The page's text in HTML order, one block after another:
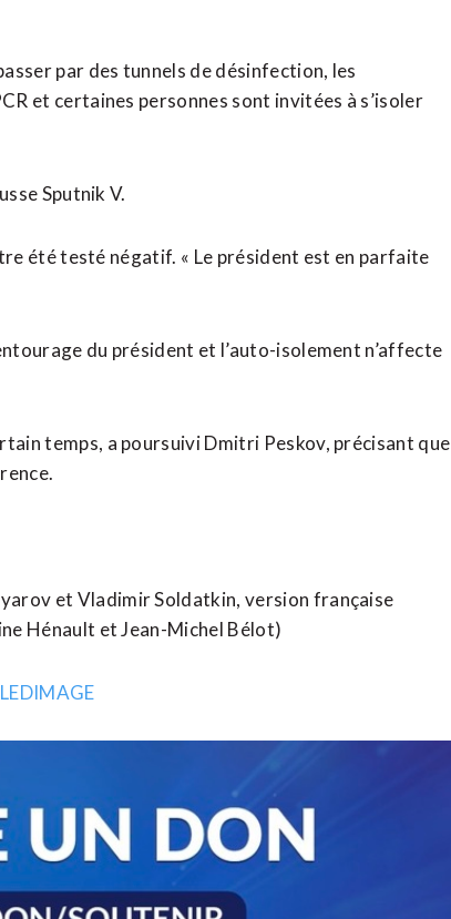
par des tunnels de désinfection, les
et certaines personnes sont invitées à s’isoler
Sputnik V.
été testé négatif. « Le président est en parfaite
du président et l’auto-isolement n’affecte
temps, a poursuivi Dmitri Peskov, précisant que
et Vladimir Soldatkin, version française
Hénault et Jean-Michel Bélot)